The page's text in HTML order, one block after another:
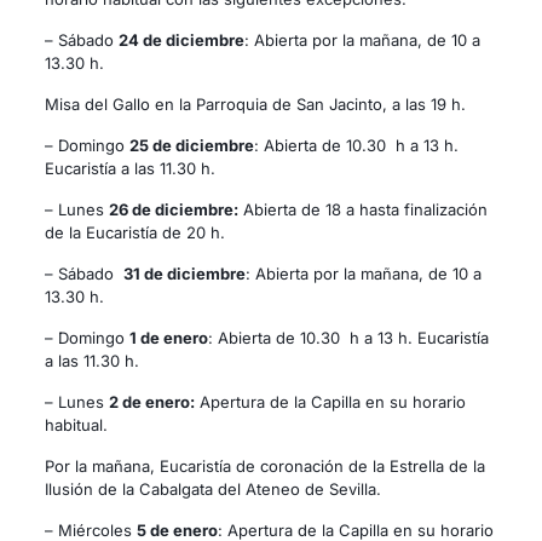
– Sábado 24 de diciembre: Abierta por la mañana, de 10 a
13.30 h.
Misa del Gallo en la Parroquia de San Jacinto, a las 19 h.
– Domingo 25 de diciembre: Abierta de 10.30 h a 13 h.
Eucaristía a las 11.30 h.
– Lunes 26 de diciembre:Abierta de 18 a hasta finalización
de la Eucaristía de 20 h.
– Sábado 31 de diciembre: Abierta por la mañana, de 10 a
13.30 h.
– Domingo 1 de enero: Abierta de 10.30 h a 13 h. Eucaristía
a las 11.30 h.
– Lunes 2 de enero:Apertura de la Capilla en su horario
habitual.
Por la mañana, Eucaristía de coronación de la Estrella de la
Ilusión de la Cabalgata del Ateneo de Sevilla.
– Miércoles 5 de enero: Apertura de la Capilla en su horario